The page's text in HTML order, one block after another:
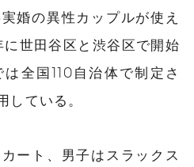
婚の異性カップルが使え
世田谷区と渋谷区で開始
全国110自治体で制定さ
ている。
ート、男子はスラックス